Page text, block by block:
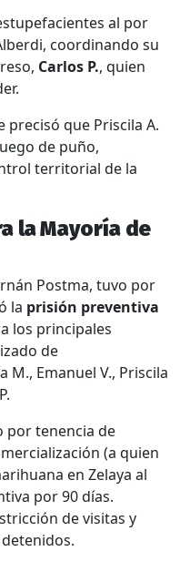
al por
coordinando su
Carlos P., quien
precisó que Priscila A.
de puño,
territorial de la
la Mayoría de
Postma, tuvo por
la prisión preventiva
los principales
de
M., Emanuel V., Priscila
por tenencia de
(a quien
en Zelaya al
por 90 días.
de visitas y